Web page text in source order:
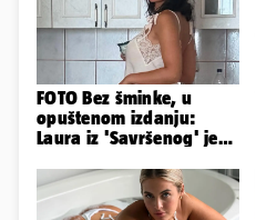
FOTO Bez šminke, u
opuštenom izdanju:
Laura iz 'Savršenog' je
odmora